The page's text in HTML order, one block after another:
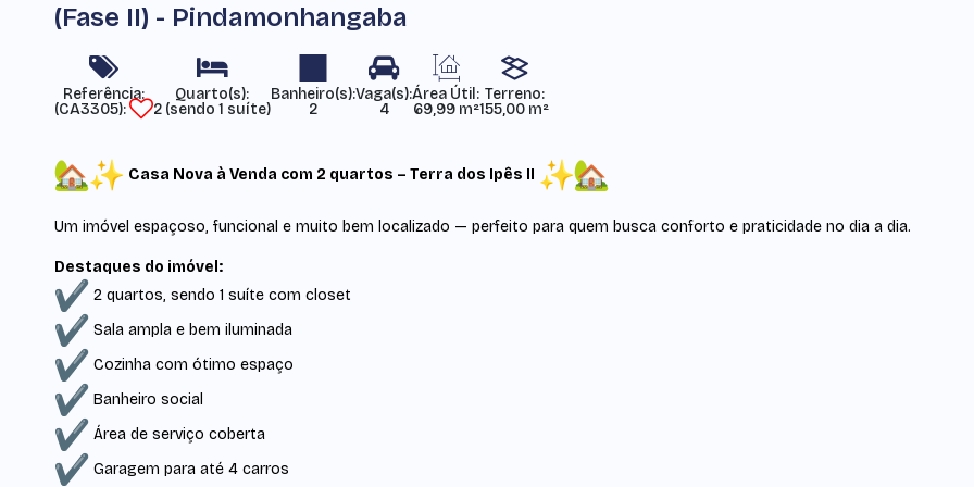
(Fase II) - Pindamonhangaba
Referência:
(CA3305)
2 (sendo 1 suíte) 2 4
Área Útil:
69,99 m²
Terreno:
155,00 m²
Casa Nova à Venda com 2 quartos – Terra dos Ipês II
Um imóvel espaçoso, funcional e muito bem localizado — perfeito para quem busca conforto e praticidade no dia a dia.
Destaques do imóvel:
2 quartos, sendo 1 suíte com closet
Sala ampla e bem iluminada
Cozinha com ótimo espaço
Banheiro social
Área de serviço coberta
Garagem para até 4 carros